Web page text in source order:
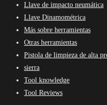
Llave de impacto neumática
Llave Dinamométrica
Más sobre herramientas
Otras herramientas
Pistola de limpieza de alta
sierra
Tool knowledge
Tool Reviews